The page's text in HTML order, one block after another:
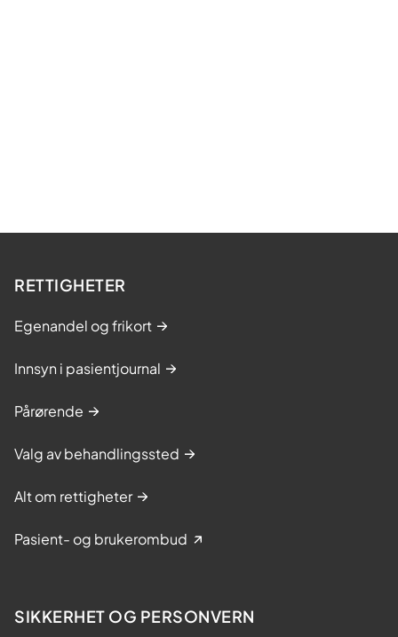
RETTIGHETER
Egenandel og frikort
Innsyn i pasientjournal
Pårørende
Valg av behandlingssted
Alt om rettigheter
Pasient- og brukerombud
SIKKERHET OG PERSONVERN